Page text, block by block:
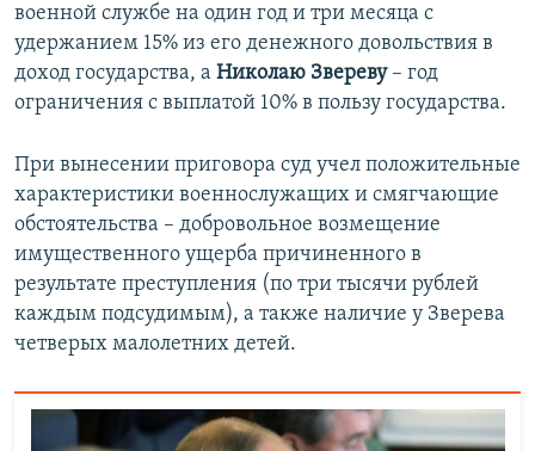
военной службе на один год и три месяца с
удержанием 15% из его денежного довольствия в
доход государства, а Николаю Звереву– год
ограничения с выплатой 10% в пользу государства.
При вынесении приговора суд учел положительные
характеристики военнослужащих и смягчающие
обстоятельства – добровольное возмещение
имущественного ущерба причиненного в
результате преступления (по три тысячи рублей
каждым подсудимым), а также наличие у Зверева
четверых малолетних детей.